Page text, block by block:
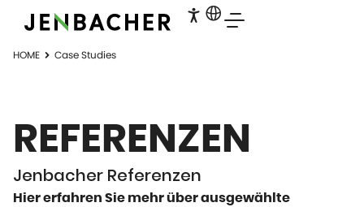
HOME Case Studies
REFERENZEN
Jenbacher Referenzen
Hier erfahren Sie mehr über ausgewählte